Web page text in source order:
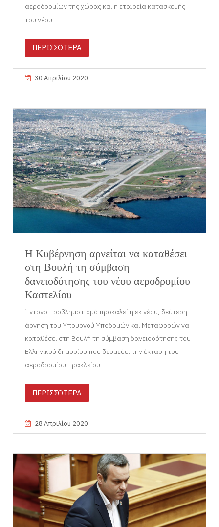
αεροδρομίων της χώρας και η εταιρεία κατασκευής
του νέου
ΠΕΡΙΣΣΟΤΕΡΑ
30 Απριλίου 2020
Η Κυβέρνηση αρνείται να καταθέσει
στη Βουλή τη σύμβαση
δανειοδότησης του νέου αεροδρομίου
Καστελίου
Έντονο προβληματισμό προκαλεί η εκ νέου, δεύτερη
άρνηση του Υπουργού Υποδομών και Μεταφορών να
καταθέσει στη Βουλή τη σύμβαση δανειοδότησης του
Ελληνικού δημοσίου που δεσμεύει την έκταση του
αεροδρομίου Ηρακλείου
ΠΕΡΙΣΣΟΤΕΡΑ
28 Απριλίου 2020